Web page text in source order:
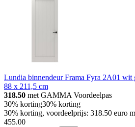
Lundia binnendeur Frama Fyra 2A01 wit
88 x 211,5 cm
318.50 met GAMMA Voordeelpas
30% korting30% korting
30% korting, voordeelprijs: 318.50 euro
455.00